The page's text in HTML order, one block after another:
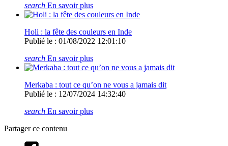
search En savoir plus
Holi : la fête des couleurs en Inde
Publié le : 01/08/2022 12:01:10
search En savoir plus
Merkaba : tout ce qu’on ne vous a jamais dit
Publié le : 12/07/2024 14:32:40
search En savoir plus
Partager ce contenu